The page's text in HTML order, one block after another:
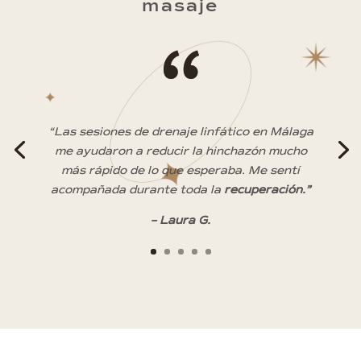
masaje
“
“Las sesiones de drenaje linfático en Málaga
me ayudaron a reducir la hinchazón mucho
más rápido de lo que esperaba. Me sentí
acompañada durante toda la recuperación.”
– Laura G.